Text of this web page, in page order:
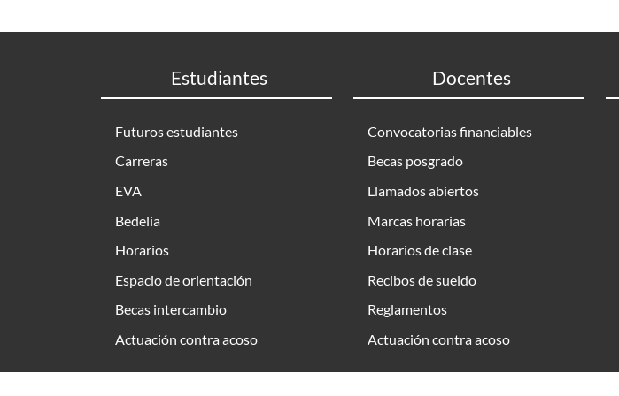
Estudiantes
Futuros estudiantes
Carreras
EVA
Bedelia
Horarios
Espacio de orientación
Becas intercambio
Actuación contra acoso
Docentes
Convocatorias financiables
Becas posgrado
Llamados abiertos
Marcas horarias
Horarios de clase
Recibos de sueldo
Reglamentos
Actuación contra acoso